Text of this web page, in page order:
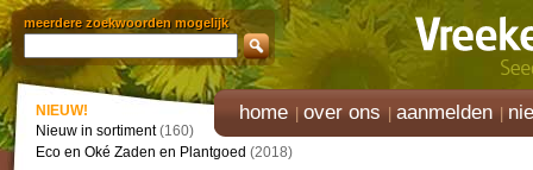
meerdere zoekwoorden mogelijk
home over ons aanmelden
NIEUW!
Nieuw in sortiment(160)
Eco en Oké Zaden en Plantgoed (2018)